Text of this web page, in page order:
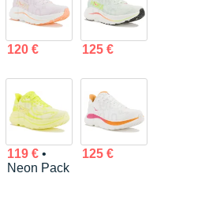
120 € 125 €
119 €•
Neon Pack
125 €